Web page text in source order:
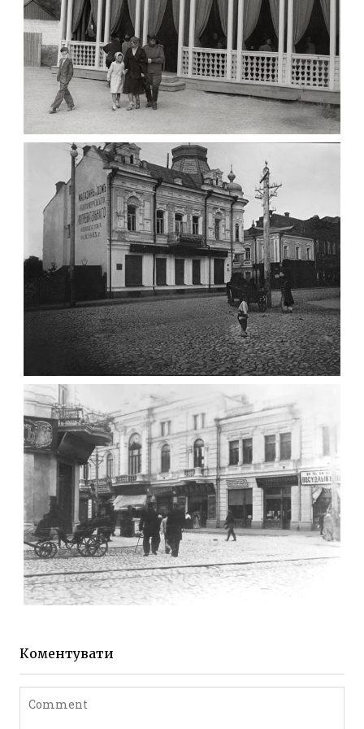
ПАВІЛЬЙОН МОРОЗИВА ЖИТОМИР 1947
Фото Житомир (1945-
1960)
Leave a comment
ФОТО ЖИТОМИРА 1905 ВУЛ.
МИХАЙЛІВСЬКА-СКОРУЛЬСЬКОГО
Фото Житомира період
до 1917 року
Leave a comment
ЖИТОМИР МИХАЙЛІВСЬКА 1903 РОКУ
Коментувати